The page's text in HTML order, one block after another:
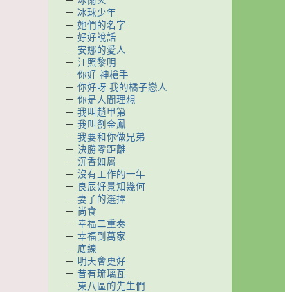
－ 冰球少年
－ 她們的名字
－ 好好說話
－ 安娜的愛人
－ 江照黎明
－ 你好 神槍手
－ 你好呀 我的橘子戀人
－ 你是人間理想
－ 我叫趙甲第
－ 我叫劉金鳳
－ 我要和你做兄弟
－ 決勝零距離
－ 沉香如屑
－ 沒有工作的一年
－ 良辰好景知幾何
－ 妻子的選擇
－ 尚食
－ 幸福二重奏
－ 幸福到萬家
－ 底線
－ 明天會更好
－ 昔有琉璃瓦
－ 東八區的先生們